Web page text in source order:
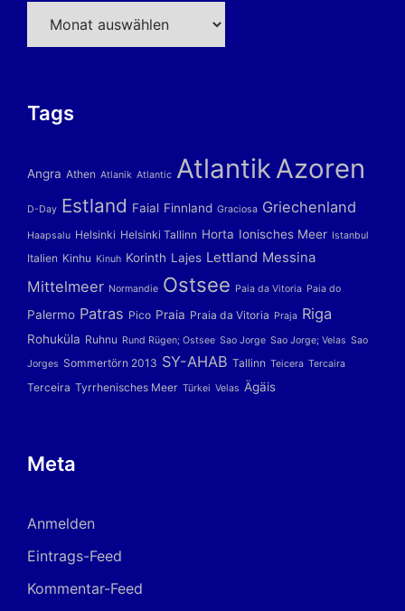
Tags
Angra Athen Atlanik Atlantic AtlantikAzoren
D-Day Estland Faial Finnland Graciosa Griechenland
Haapsalu Helsinki Helsinki Tallinn Horta Ionisches Meer Istanbul
Italien Kinhu Kinuh Korinth Lajes Lettland Messina
Mittelmeer Normandie Ostsee Paia da Vitoria Paia do
Palermo Patras Pico Praia Praia da Vitoria Praja Riga
Rohuküla Ruhnu Rund Rügen; Ostsee Sao Jorge Sao Jorge; Velas Sao
Jorges Sommertörn 2013 SY-AHAB Tallinn Teicera Tercaira
Terceira Tyrrhenisches Meer Türkei Velas Ägäis
Meta
Anmelden
Eintrags-Feed
Kommentar-Feed